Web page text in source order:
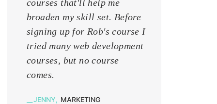
courses that'll help me
broaden my skill set. Before
signing up for Rob's course I
tried many web development
courses, but no course
comes.
JENNY MARKETING